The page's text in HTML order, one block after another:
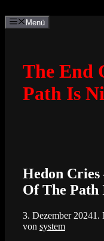
Inhalt
springen
Menü
The End
Path Is
Hedon Cries
Of The Path
3. Dezember 20241.
von system